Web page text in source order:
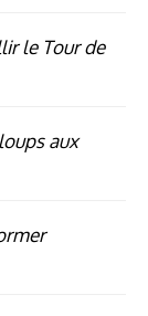
le Tour de
aux